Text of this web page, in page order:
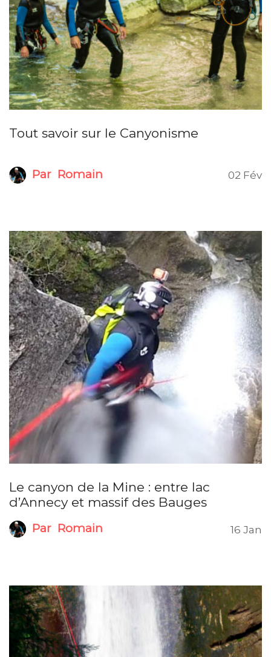
Tout savoir sur le Canyonisme
Par Romain 02 Fév
Le canyon de la Mine : entre lac
d’Annecy et massif des Bauges
Par Romain 16 Jan